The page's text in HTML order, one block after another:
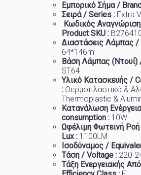
Εμπορικό Σήμα /
Σειρά / Series : Extra
Κωδικός
Product SKU :
Διαστάσεις Λάμπας
64*146m
Βάση Λάμπας (Ντουί)
ST64
Υλικό Κατασκευής /
: Θερμοπλαστικό &
Thermoplastic &
Κατανάλωση
consumption : 10W
Ωφέλιμη Φωτεινή
Lux : 1100LM
Ισοδύναμος /
Τάση / Voltage : 220-
Τάξη Ενεργειακής